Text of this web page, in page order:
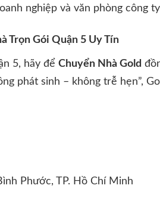
nghiệp và văn phòng công
Trọn Gói Quận 5 Uy Tín
5, hãy để Chuyển Nhà Gold
phát sinh – không trễ hẹn”,
Phước, TP. Hồ Chí Minh